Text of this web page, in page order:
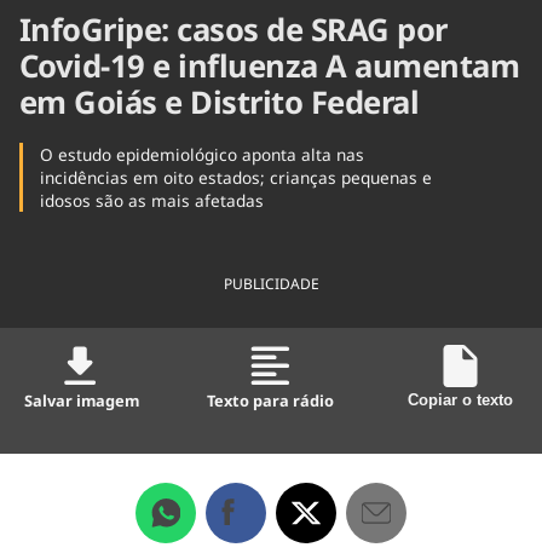
InfoGripe: casos de SRAG por
Covid-19 e influenza A aumentam
em Goiás e Distrito Federal
O estudo epidemiológico aponta alta nas
incidências em oito estados; crianças pequenas e
idosos são as mais afetadas
PUBLICIDADE
Salvar imagem Texto para rádio Copiar o texto